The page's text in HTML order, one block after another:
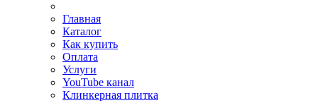
Главная
Каталог
Как купить
Оплата
Услуги
YouTube канал
Клинкерная плитка